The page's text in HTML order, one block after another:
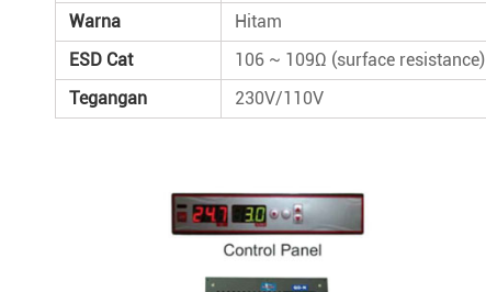
Warna
Hitam
ESD Cat
106 ~ 109Ω (surface resistance)
Tegangan
230V/110V